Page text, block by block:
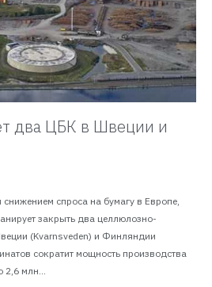
два ЦБК в Швеции и
спроса на бумагу в Европе,
закрыть два целлюлозно-
(Kvarnsveden) и Финляндии
сократит мощность производства
2,6 млн...